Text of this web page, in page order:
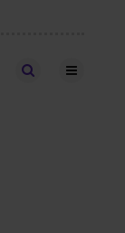
Stellen finden